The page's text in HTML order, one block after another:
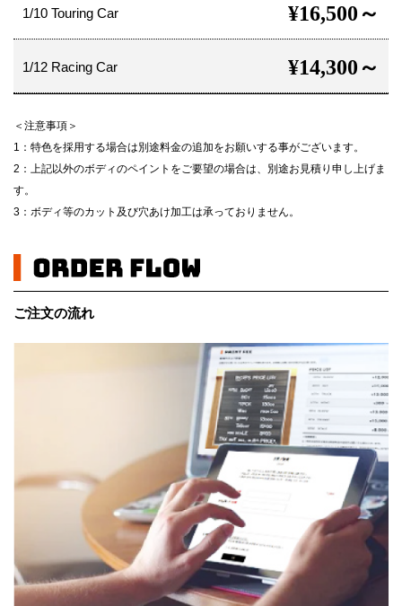
1/10 Touring Car ¥16,500～
1/12 Racing Car ¥14,300～
＜注意事項＞
1：特色を採用する場合は別途料金の追加をお願いする事がございます。
2：上記以外のボディのペイントをご要望の場合は、別途お見積り申し上げま
す。
3：ボディ等のカット及び穴あけ加工は承っておりません。
ご注文の流れ